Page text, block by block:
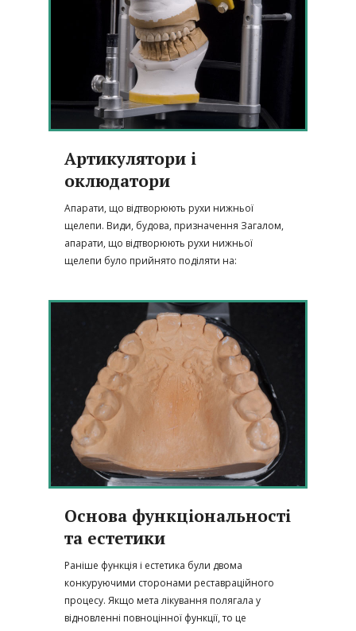
Артикулятори і
оклюдатори
Апарати, що відтворюють рухи нижньої
щелепи. Види, будова, призначення Загалом,
апарати, що відтворюють рухи нижньої
щелепи було прийнято поділяти на:
Основа функціональності
та естетики
Раніше функція і естетика були двома
конкуруючими сторонами реставраційного
процесу. Якщо мета лікування полягала у
відновленні повноцінної функції, то це